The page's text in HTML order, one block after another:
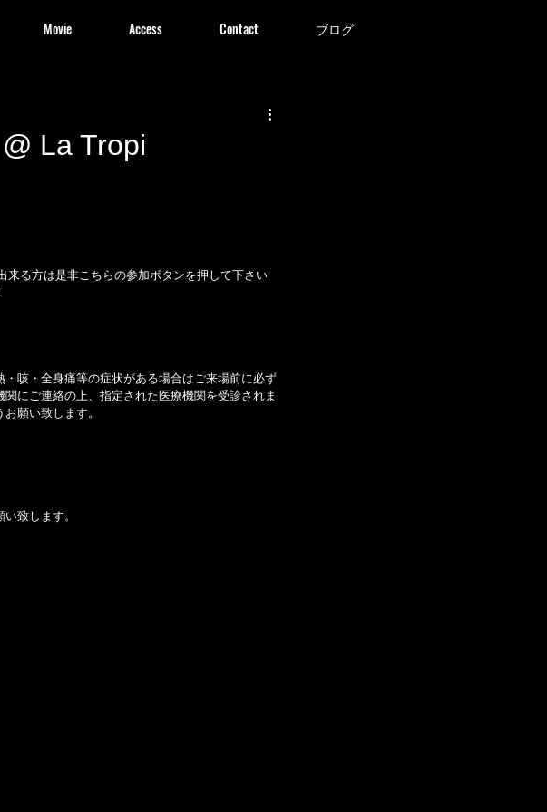
Movie Access Contact ブログ
La Tropi
咳・全身痛等の症状がある場合はご来場前に必ず
関にご連絡の上、指定された医療機関を受診されま
お願い致します。
致します。